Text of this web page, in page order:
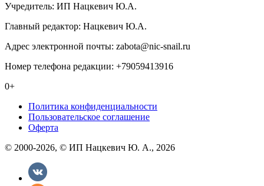
Учредитель: ИП Нацкевич Ю.А.
Главный редактор: Нацкевич Ю.А.
Адрес электронной почты: zabota@nic-snail.ru
Номер телефона редакции: +79059413916
0+
Политика конфиденциальности
Пользовательское соглашение
Оферта
© 2000-2026, © ИП Нацкевич Ю. А., 2026